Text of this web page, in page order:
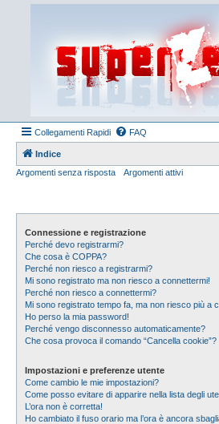
Collegamenti Rapidi FAQ
Indice
Argomenti senza risposta
Argomenti attivi
Connessione e registrazione
Perché devo registrarmi?
Che cosa è COPPA?
Perché non riesco a registrarmi?
Mi sono registrato ma non riesco a connettermi!
Perché non riesco a connettermi?
Mi sono registrato tempo fa, ma non riesco più a
Ho perso la mia password!
Perché vengo disconnesso automaticamente?
Che cosa provoca il comando “Cancella cookie”?
Impostazioni e preferenze utente
Come cambio le mie impostazioni?
Come posso evitare di apparire nella lista degli
L’ora non è corretta!
Ho cambiato il fuso orario ma l’ora è ancora